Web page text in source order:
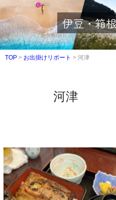
伊豆・箱
TOP > お出掛けリポート > 河津
河津